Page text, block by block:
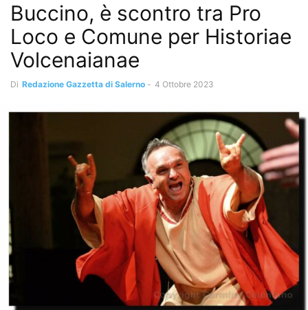
Buccino, è scontro tra Pro
Loco e Comune per Historiae
Volcenaianae
Di Redazione Gazzetta di Salerno - 4 Ottobre 2023